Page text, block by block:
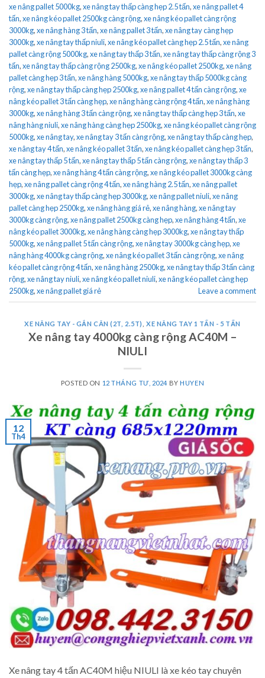
xe nâng pallet 5000kg,xe nâng tay thấp càng hẹp 2.5 tấn,xe nâng pallet 4
tấn,xe nâng kéo pallet 2500kg càng rộng,xe nâng kéo pallet càng rộng
3000kg,xe nâng hàng 3 tấn,xe nâng pallet 3 tấn,xe nâng tay càng hẹp
3000kg,xe nâng tay thấp niuli,xe nâng kéo pallet càng hẹp 2.5 tấn,xe nâng
pallet càng rộng 5000kg,xe nâng tay thấp 3 tấn,xe nâng tay thấp càng rộng 3
tấn,xe nâng tay thấp càng rộng 2500kg,xe nâng kéo pallet 2500kg,xe nâng
pallet càng hẹp 3 tấn,xe nâng hàng 5000kg,xe nâng tay thấp 5000kg càng
rộng,xe nâng tay thấp càng hẹp 2500kg,xe nâng pallet 4 tấn càng rộng,xe
nâng kéo pallet 3 tấn càng hẹp,xe nâng hàng càng rộng 4 tấn,xe nâng hàng
3000kg,xe nâng hàng 3 tấn càng rộng,xe nâng tay thấp càng hẹp 3 tấn,xe
nâng hàng niuli,xe nâng hàng càng hẹp 2500kg,xe nâng kéo pallet càng rộng
5000kg,xe nâng tay,xe nâng tay 3 tấn càng rộng,xe nâng tay thấp càng hẹp,
xe nâng tay 4 tấn,xe nâng kéo pallet 3 tấn,xe nâng kéo pallet càng hẹp 3 tấn,
xe nâng tay thấp 5 tấn,xe nâng tay thấp 5 tấn càng rộng,xe nâng tay thấp 3
tấn càng hẹp,xe nâng hàng 4 tấn càng rộng,xe nâng kéo pallet 3000kg càng
hẹp,xe nâng pallet càng rộng 4 tấn,xe nâng hàng 2.5 tấn,xe nâng pallet
3000kg,xe nâng tay thấp càng hẹp 3000kg,xe nâng pallet niuli,xe nâng
pallet càng hẹp 2500kg,xe nâng hàng giá rẻ,xe nâng hàng,xe nâng tay
3000kg càng rộng,xe nâng pallet 2500kg càng hẹp,xe nâng hàng 4 tấn,xe
nâng kéo pallet 3000kg,xe nâng hàng càng hẹp 3000kg,xe nâng tay thấp
5000kg,xe nâng pallet 5 tấn càng rộng,xe nâng tay 3000kg càng hẹp,xe
nâng hàng 4000kg càng rộng,xe nâng kéo pallet 3 tấn càng rộng,xe nâng
kéo pallet càng rộng 4 tấn,xe nâng hàng 2500kg,xe nâng tay thấp 3 tấn càng
rộng,xe nâng tay niuli,xe nâng kéo pallet niuli,xe nâng kéo pallet càng hẹp
2500kg,xe nâng pallet giá rẻ Leave a comment
XE NÂNG TAY - GẮN CÂN (2T, 2.5T) ,XE NÂNG TAY 1 TẤN - 5 TẤN
Xe nâng tay 4000kg càng rộng AC40M –
NIULI
POSTED ON 12 THÁNG TƯ, 2024 BYHUYEN
12
Th4
Xe nâng tay 4 tấn AC40M hiệu NIULI là xe kéo tay chuyên